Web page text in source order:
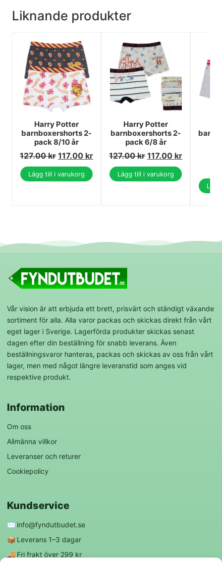
Liknande produkter
Harry Potter
barnboxershorts 2-
pack 8/10 år
127.00kr 117.00 kr
Lägg till i varukorg
Harry Potter
barnboxershorts 2-
pack 6/8 år
127.00kr 117.00 kr
Lägg till i varukorg
Vår vision är att erbjuda ett brett, prisvärt och ständigt växande
sortiment för alla. Alla varor packas och skickas direkt från vårt
eget lager i Sverige. Lagerförda produkter skickas senast
dagen efter din beställning för snabb leverans. Även
beställningsvaror hanteras, packas och skickas av oss från vårt
lager, men med något längre leveranstid som anges vid
respektive produkt.
Information
Om oss
Allmänna villkor
Leveranser och returer
Cookiepolicy
Kundservice
✉️ info@fyndutbudet.se
📦 Leverans 1–3 dagar
🚚 Fri frakt över 299 kr